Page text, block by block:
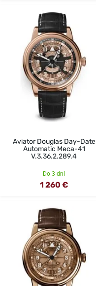
Aviator Douglas Day-Date
Automatic Meca-41
V.3.36.2.289.4
Do 3 dní
1 260 €